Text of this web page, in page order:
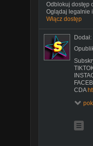
Odblokuj dostęp
Oglądaj legalnie
Włącz dostęp
Dodał:
CDA